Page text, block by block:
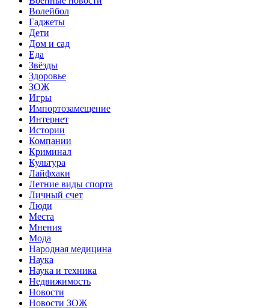
Волейбол
Гаджеты
Дети
Дом и сад
Еда
Звёзды
Здоровье
ЗОЖ
Игры
Импортозамещение
Интернет
Истории
Компании
Криминал
Культура
Лайфхаки
Летние виды спорта
Личный счет
Люди
Места
Мнения
Мода
Народная медицина
Наука
Наука и техника
Недвижимость
Новости
Новости ЗОЖ